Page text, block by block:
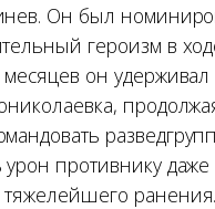
Он был
героизм в
месяцев он
урон противнику